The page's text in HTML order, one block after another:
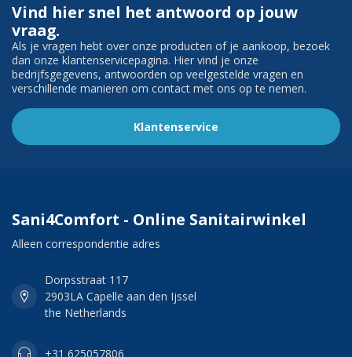
Vind hier snel het antwoord op jouw
vraag.
Als je vragen hebt over onze producten of je aankoop, bezoek
dan onze klantenservicepagina. Hier vind je onze
bedrijfsgegevens, antwoorden op veelgestelde vragen en
verschillende manieren om contact met ons op te nemen.
Klantenservice
Sani4Comfort - Online Sanitairwinkel
Alleen correspondentie adres
Dorpsstraat 117
2903LA Capelle aan den Ijssel
the Netherlands
+31 625057806